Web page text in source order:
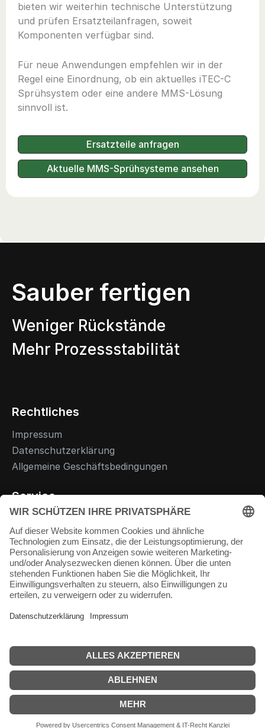
bieten wir weiterhin technische Unterstützung
und prüfen Ersatzteilanfragen, soweit
Komponenten verfügbar sind.
Für neue Anwendungen empfehlen wir in der
Regel eine Einordnung, ob ein aktuelles iTEC-C
Sprühsystem oder eine andere MMS-Lösung
sinnvoll ist.
Ersatzteile anfragen
Aktuelle MMS-Sprühsysteme ansehen
Sauber fertigen
Weniger Rückstände
Mehr Prozessstabilität
Rechtliches
Impressum
Datenschutzerklärung
Allgemeine Geschäftsbedingungen
Service
Zahlungsinformationen
Versandinformationen
Rückgabe und Warenrücksendung
Kontakt
Kontakt
+49 6221 1858590
Copyright © 2026 CT Heidelberg Chemie und Technik GmbH